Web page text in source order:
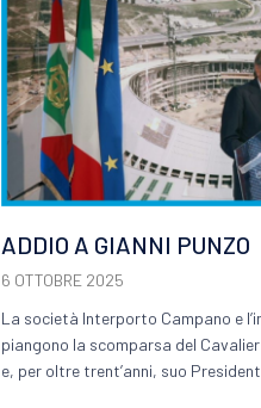
ADDIO A GIANNI PUNZO
6 OTTOBRE 2025
La società Interporto Campano e
piangono la scomparsa del
e, per oltre trent’anni, suo